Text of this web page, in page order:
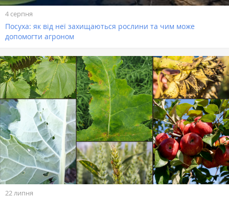
4 серпня
Посуха: як від неї захищаються рослини та чим може
допомогти агроном
22 липня